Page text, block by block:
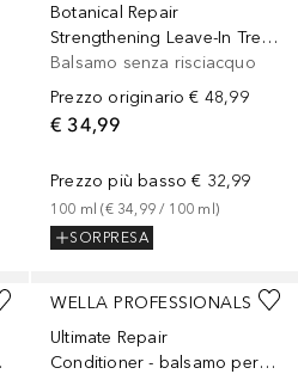
Botanical Repair
Strengthening Leave-In Treatment
Balsamo senza risciacquo
Prezzo originario € 48,99
€ 34,99
Prezzo più basso € 32,99
100 ml (€ 34,99 / 100 ml)
SORPRESA
WELLA PROFESSIONALS
Ultimate Repair
Conditioner - balsamo per capelli - balsamo per capelli danneggiati